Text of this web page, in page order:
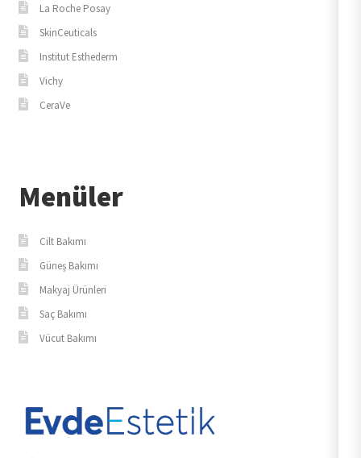
La Roche Posay
SkinCeuticals
Institut Esthederm
Vichy
CeraVe
Menüler
Cilt Bakımı
Güneş Bakımı
Makyaj Ürünleri
Saç Bakımı
Vücut Bakımı